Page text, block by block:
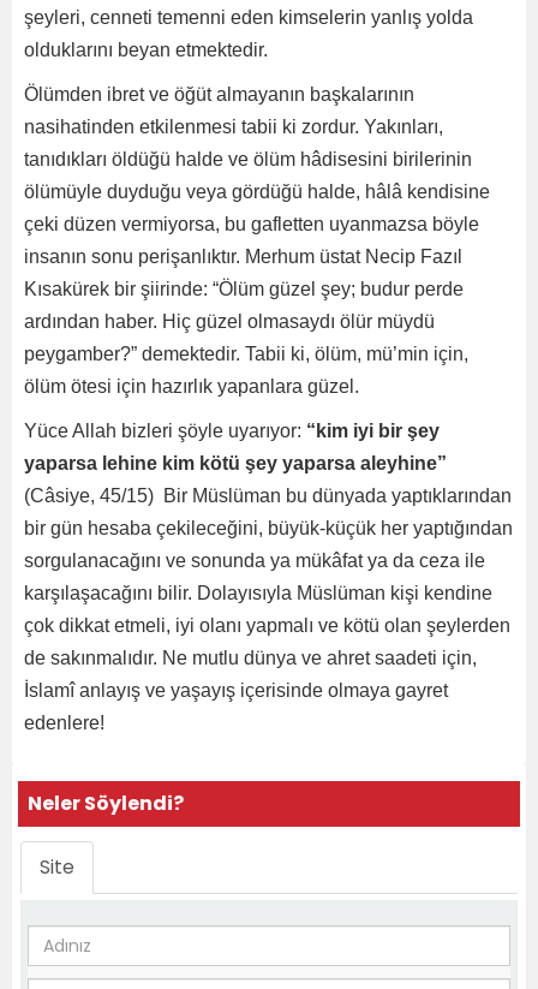
şeyleri, cenneti temenni eden kimselerin yanlış yolda
olduklarını beyan etmektedir.
Ölümden ibret ve öğüt almayanın başkalarının
nasihatinden etkilenmesi tabii ki zordur. Yakınları,
tanıdıkları öldüğü halde ve ölüm hâdisesini birilerinin
ölümüyle duyduğu veya gördüğü halde, hâlâ kendisine
çeki düzen vermiyorsa, bu gafletten uyanmazsa böyle
insanın sonu perişanlıktır. Merhum üstat Necip Fazıl
Kısakü­rek bir şiirinde: “Ölüm güzel şey; budur perde
ardından haber. Hiç güzel olmasaydı ölür müydü
peygamber?” demektedir. Tabii ki, ölüm, mü’min için,
ölüm ötesi için hazırlık yapanlara güzel.
Yüce Allah bizleri şöyle uyarıyor: “kim iyi bir şey
yaparsa lehine kim kötü şey yaparsa aleyhine”
(Câsiye, 45/15) Bir Müslüman bu dünyada yaptıklarından
bir gün hesaba çekileceğini, büyük-küçük her yaptığından
sorgulanacağını ve sonunda ya mükâfat ya da ceza ile
karşılaşacağını bilir. Dolayısıyla Müslüman kişi kendine
çok dikkat etmeli, iyi olanı yapmalı ve kötü olan şeylerden
de sakınmalıdır. Ne mutlu dünya ve ahret saadeti için,
İslamî anlayış ve yaşayış içerisinde olmaya gayret
edenlere!
Neler Söylendi?
Site